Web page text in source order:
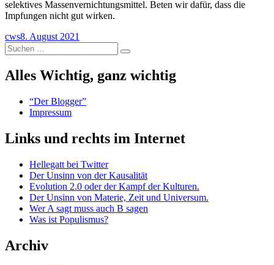
selektives Massenvernichtungsmittel. Beten wir dafür, dass die
Impfungen nicht gut wirken.
Autor
cwsVeröffentlicht
am
8. August 2021
Suchen
nach:
Suchen
Alles Wichtig, ganz wichtig
“Der Blogger”
Impressum
Links und rechts im Internet
Hellegatt bei Twitter
Der Unsinn von der Kausalität
Evolution 2.0 oder der Kampf der Kulturen.
Der Unsinn von Materie, Zeit und Universum.
Wer A sagt muss auch B sagen
Was ist Populismus?
Archiv